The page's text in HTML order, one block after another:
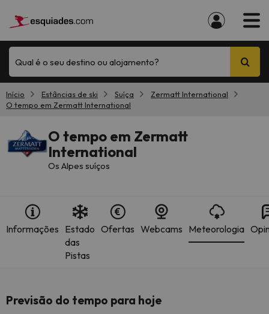
Qual é o seu destino ou alojamento?
Início Estâncias de ski Suíça
Zermatt International
O tempo em Zermatt International
O tempo em Zermatt
International
Os Alpes suíços
Informações Estado
das
Pistas
Ofertas Webcams Meteorologia
Previsão do tempo para hoje